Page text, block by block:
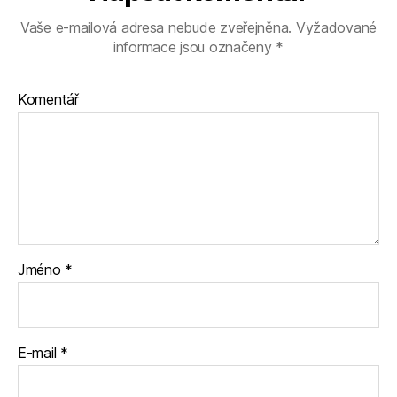
Vaše e-mailová adresa nebude zveřejněna. Vyžadované
informace jsou označeny *
Komentář
Jméno *
E-mail *